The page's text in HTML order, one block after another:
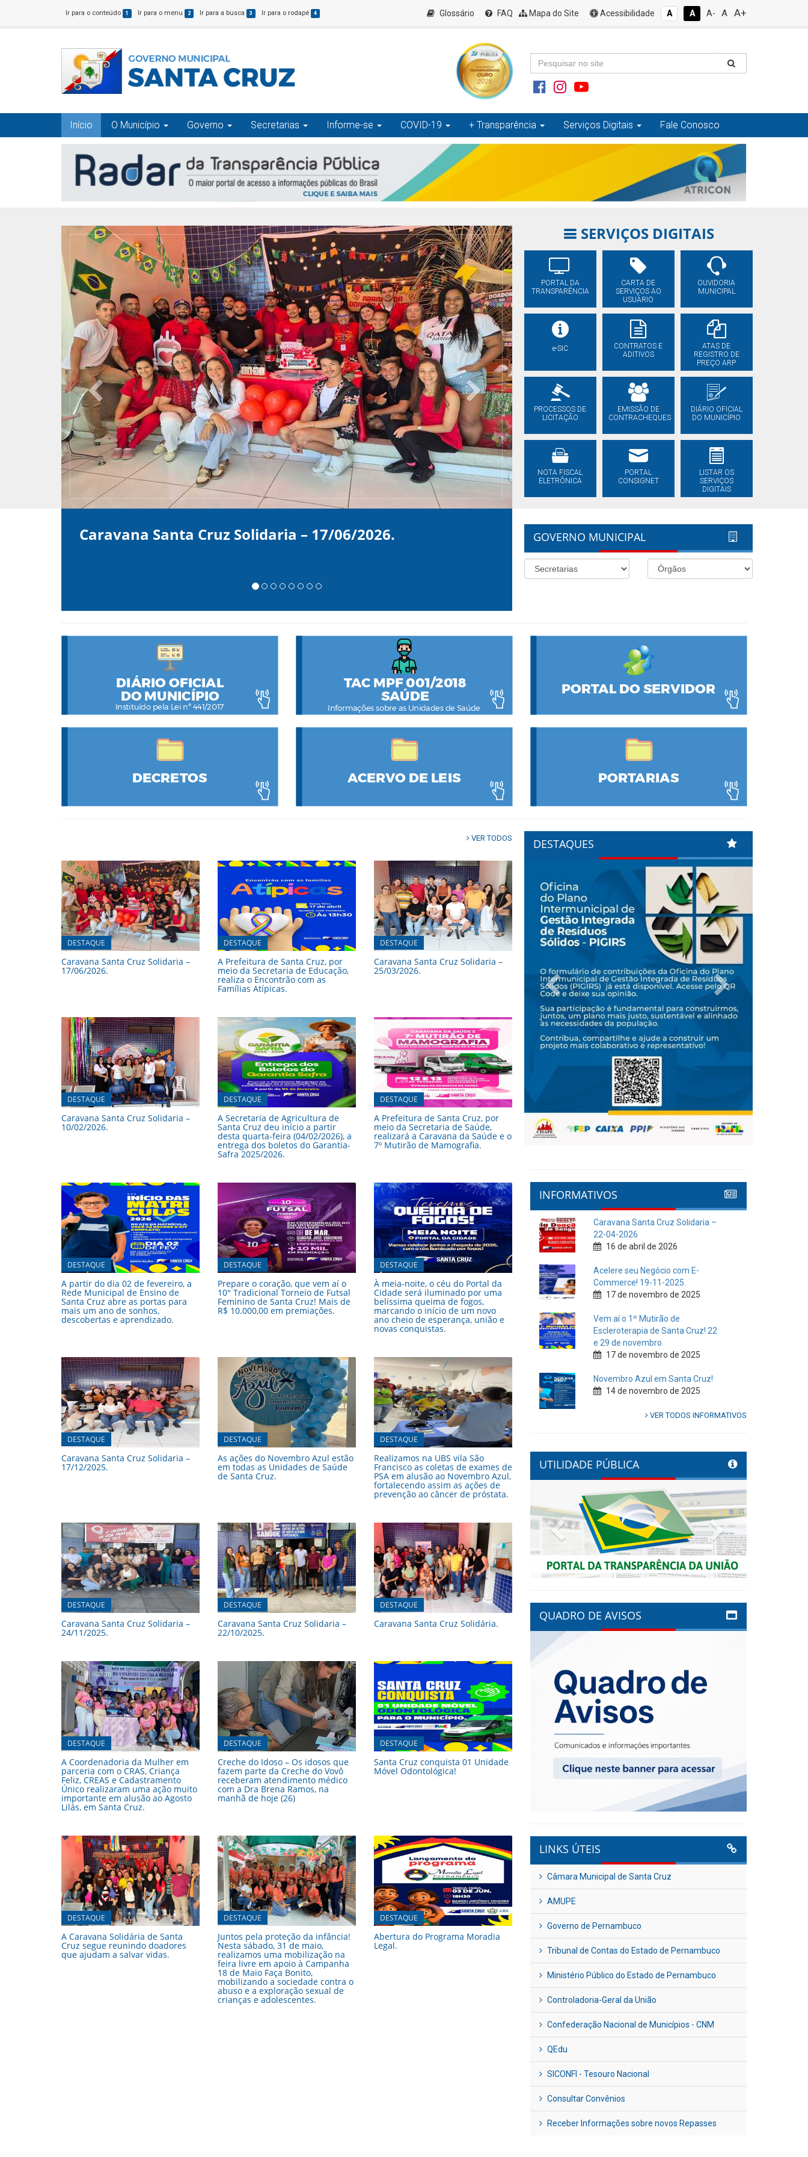
Ir para o conteúdo 1 Ir para o menu 2 Ir para a busca 3 Ir para o rodapé 4 Glossário FAQ Mapa do Site Acessibilidade A A A- A A+
Início O Município Governo Secretarias Informe-se COVID-19 + Transparência Serviços Digitais Fale Conosco
Caravana Santa Cruz Solidaria – 22-04-2026
Previous Next
SERVIÇOS DIGITAIS
PORTAL DA
TRANSPARÊNCIA
CARTA DE
SERVIÇOS AO
USUÁRIO
OUVIDORIA
MUNICIPAL
e-SIC
CONTRATOS E
ADITIVOS
ATAS DE
REGISTRO DE
PREÇO ARP
PROCESSOS DE
LICITAÇÃO
EMISSÃO DE
CONTRACHEQUES
DIÁRIO OFICIAL
DO MUNICÍPIO
NOTA FISCAL
ELETRÔNICA
PORTAL
CONSIGNET
LISTAR OS
SERVIÇOS
DIGITAIS
GOVERNO MUNICIPAL
VER TODOS
DESTAQUE
Caravana Santa Cruz Solidaria –
17/06/2026.
DESTAQUE
A Prefeitura de Santa Cruz, por
meio da Secretaria de Educação,
realiza o Encontrão com as
Famílias Atípicas.
DESTAQUE
Caravana Santa Cruz Solidaria –
25/03/2026.
DESTAQUE
Caravana Santa Cruz Solidaria –
10/02/2026.
DESTAQUE
A Secretaria de Agricultura de
Santa Cruz deu início a partir
desta quarta-feira (04/02/2026), a
entrega dos boletos do Garantia-
Safra 2025/2026.
DESTAQUE
A Prefeitura de Santa Cruz, por
meio da Secretaria de Saúde,
realizará a Caravana da Saúde e o
7º Mutirão de Mamografia.
DESTAQUE
A partir do dia 02 de fevereiro, a
Rede Municipal de Ensino de
Santa Cruz abre as portas para
mais um ano de sonhos,
descobertas e aprendizado.
DESTAQUE
Prepare o coração, que vem aí o
10° Tradicional Torneio de Futsal
Feminino de Santa Cruz! Mais de
R$ 10.000,00 em premiações.
DESTAQUE
À meia-noite, o céu do Portal da
Cidade será iluminado por uma
belíssima queima de fogos,
marcando o início de um novo
ano cheio de esperança, união e
novas conquistas.
DESTAQUE
Caravana Santa Cruz Solidaria –
17/12/2025.
DESTAQUE
As ações do Novembro Azul estão
em todas as Unidades de Saúde
de Santa Cruz.
DESTAQUE
Realizamos na UBS vila São
Francisco as coletas de exames de
PSA em alusão ao Novembro Azul,
fortalecendo assim as ações de
prevenção ao câncer de próstata.
DESTAQUE
Caravana Santa Cruz Solidaria –
24/11/2025.
DESTAQUE
Caravana Santa Cruz Solidaria –
22/10/2025.
DESTAQUE
Caravana Santa Cruz Solidária.
DESTAQUE
A Coordenadoria da Mulher em
parceria com o CRAS, Criança
Feliz, CREAS e Cadastramento
Único realizaram uma ação muito
importante em alusão ao Agosto
Lilás, em Santa Cruz.
DESTAQUE
Creche do Idoso – Os idosos que
fazem parte da Creche do Vovô
receberam atendimento médico
com a Dra Brena Ramos, na
manhã de hoje (26)
DESTAQUE
Santa Cruz conquista 01 Unidade
Móvel Odontológica!
DESTAQUE
A Caravana Solidária de Santa
Cruz segue reunindo doadores
que ajudam a salvar vidas.
DESTAQUE
Juntos pela proteção da infância!
Nesta sábado, 31 de maio,
realizamos uma mobilização na
feira livre em apoio à Campanha
18 de Maio Faça Bonito,
mobilizando a sociedade contra o
abuso e a exploração sexual de
crianças e adolescentes.
DESTAQUE
Abertura do Programa Moradia
Legal.
DESTAQUES
Previous Next
INFORMATIVOS
Caravana Santa Cruz Solidaria –
22-04-2026
16 de abril de 2026
Acelere seu Negócio com E-
Commerce! 19-11-2025.
17 de novembro de 2025
Vem aí o 1º Mutirão de
Escleroterapia de Santa Cruz! 22
e 29 de novembro.
17 de novembro de 2025
Novembro Azul em Santa Cruz!
14 de novembro de 2025
VER TODOS INFORMATIVOS
UTILIDADE PÚBLICA
Previous Next
QUADRO DE AVISOS
LINKS ÚTEIS
Câmara Municipal de Santa Cruz
AMUPE
Governo de Pernambuco
Tribunal de Contas do Estado de Pernambuco
Ministério Público do Estado de Pernambuco
Controladoria-Geral da União
Confederação Nacional de Municípios - CNM
QEdu
SICONFI - Tesouro Nacional
Consultar Convênios
Receber Informações sobre novos Repasses